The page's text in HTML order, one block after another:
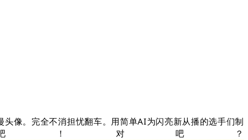
像。完全不消担忧翻车。用简单AI为闪亮新从播的选手们制
！对吧？